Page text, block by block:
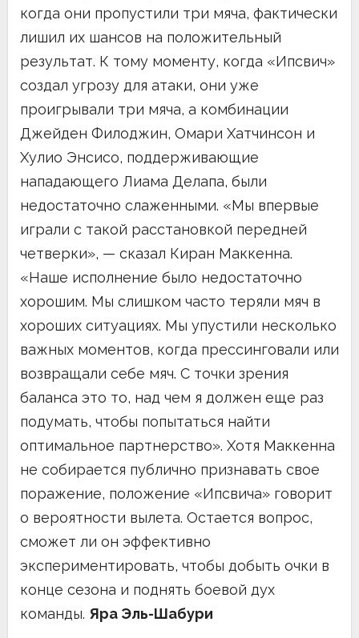
когда они пропустили три мяча, фактически
лишил их шансов на положительный
результат. К тому моменту, когда «Ипсвич»
создал угрозу для атаки, они уже
проигрывали три мяча, а комбинации
Джейден Филоджин, Омари Хатчинсон и
Хулио Энсисо, поддерживающие
нападающего Лиама Делапа, были
недостаточно слаженными. «Мы впервые
играли с такой расстановкой передней
четверки», — сказал Киран Маккенна.
«Наше исполнение было недостаточно
хорошим. Мы слишком часто теряли мяч в
хороших ситуациях. Мы упустили несколько
важных моментов, когда прессинговали или
возвращали себе мяч. С точки зрения
баланса это то, над чем я должен еще раз
подумать, чтобы попытаться найти
оптимальное партнерство». Хотя Маккенна
не собирается публично признавать свое
поражение, положение «Ипсвича» говорит
о вероятности вылета. Остается вопрос,
сможет ли он эффективно
экспериментировать, чтобы добыть очки в
конце сезона и поднять боевой дух
команды. Яра Эль-Шабури